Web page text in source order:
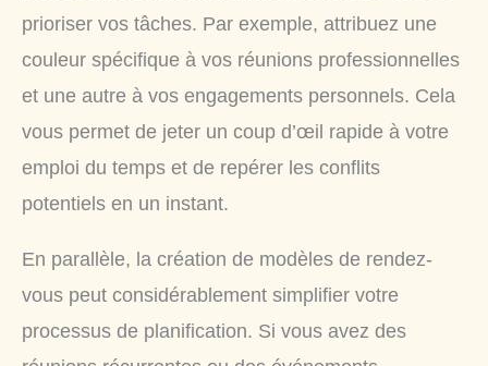
prioriser vos tâches. Par exemple, attribuez une
couleur spécifique à vos réunions professionnelles
et une autre à vos engagements personnels. Cela
vous permet de jeter un coup d’œil rapide à votre
emploi du temps et de repérer les conflits
potentiels en un instant.
En parallèle, la création de modèles de rendez-
vous peut considérablement simplifier votre
processus de planification. Si vous avez des